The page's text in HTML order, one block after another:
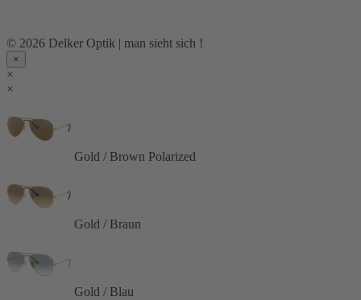
© 2026 Delker Optik | man sieht sich !
×
×
×
Gold / Brown Polarized
Gold / Braun
Gold / Blau